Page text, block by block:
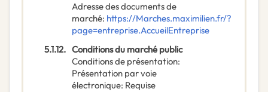
Adresse des documents de
marché: https://Marches.maximilien.fr/?
page=entreprise.AccueilEntreprise
5.1.12. Conditions du marché public
Conditions de présentation:
Présentation par voie
électronique: Requise